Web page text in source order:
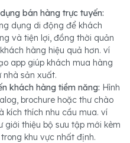
bán hàng trực tuyến:
dụng di động để khách
và tiện lợi, đồng thời quản
hàng hiệu quả hơn. ví
app giúp khách mua hàng
sản xuất.
khách hàng tiềm năng: Hình
brochure hoặc thư chào
kích thích nhu cầu mua. ví
giới thiệu bộ sưu tập mới kèm
khu vực nhất định.